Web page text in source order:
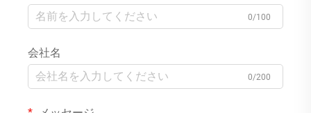
0/100
会社名
0/200